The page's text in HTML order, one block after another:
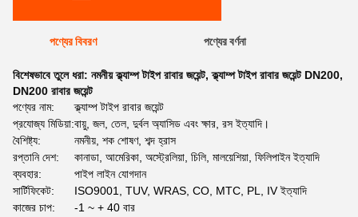
পণ্যের বিবরণ পণ্যের বর্ণনা
বিশেষভাবে তুলে ধরা: নমনীয় ক্ল্যাম্প টাইপ রাবার জয়েন্ট,ক্ল্যাম্প টাইপ রাবার জয়েন্ট DN200,
DN200 রাবার জয়েন্ট
পণ্যের নাম:
ক্ল্যাম্প টাইপ রাবার জয়েন্ট
প্রযোজ্য মিডিয়া:বায়ু, জল, তেল, দুর্বল অ্যাসিড এবং ক্ষার, রস ইত্যাদি।
বৈশিষ্ট্য:
নমনীয়, শক শোষণ, শব্দ হ্রাস
রপ্তানি দেশ:
কানাডা, আমেরিকা, অস্ট্রেলিয়া, চিলি, মালয়েশিয়া, ফিলিপাইন ইত্যাদি
ব্যবহার:
পাইপ লাইন যোগদান
সার্টিফিকেট:
ISO9001, TUV, WRAS, CO, MTC, PL, IV ইত্যাদি
কাজের চাপ:
-1 ~ + 40 বার